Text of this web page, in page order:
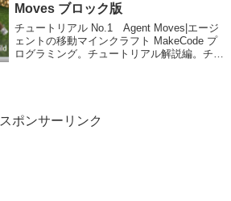
Moves ブロック版
チュートリアル No.1 Agent Moves|エージ
ェントの移動マインクラフト MakeCode プ
ログラミング。チュートリアル解説編。チュ
スポンサーリンク